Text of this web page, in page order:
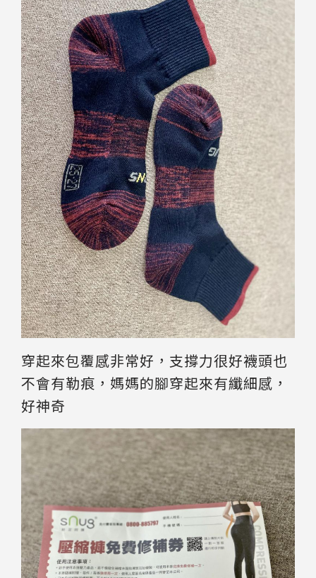
穿起來包覆感非常好，支撐力很好襪頭也
不會有勒痕，媽媽的腳穿起來有纖細感，
好神奇